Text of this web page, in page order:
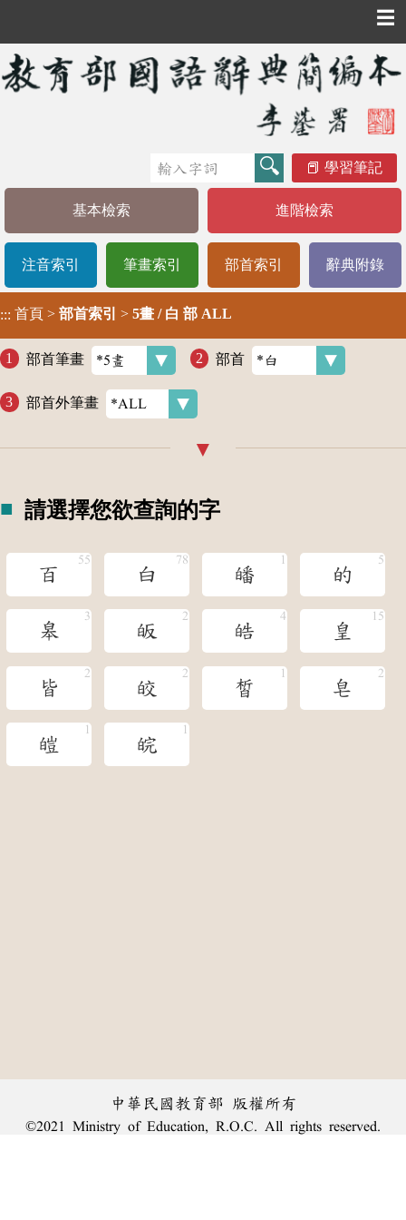
☰
學習筆記
基本檢索 進階檢索
注音索引 筆畫索引 部首索引 辭典附錄
::: 首頁 > 部首索引 > 5畫 / 白 部 ALL
部首筆畫 部首
部首外筆畫
請選擇您欲查詢的字
百 白 皤 的
皋 皈 皓 皇
皆 皎 皙 皂
皚 皖
中華民國教育部 版權所有
©2021 Ministry of Education, R.O.C. All rights reserved.